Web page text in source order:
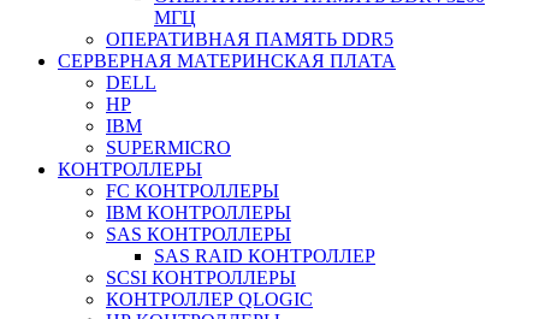
МГЦ
ОПЕРАТИВНАЯ ПАМЯТЬ DDR5
СЕРВЕРНАЯ МАТЕРИНСКАЯ ПЛАТА
DELL
HP
IBM
SUPERMICRO
КОНТРОЛЛЕРЫ
FC КОНТРОЛЛЕРЫ
IBM КОНТРОЛЛЕРЫ
SAS КОНТРОЛЛЕРЫ
SAS RAID КОНТРОЛЛЕР
SCSI КОНТРОЛЛЕРЫ
КОНТРОЛЛЕР QLOGIC